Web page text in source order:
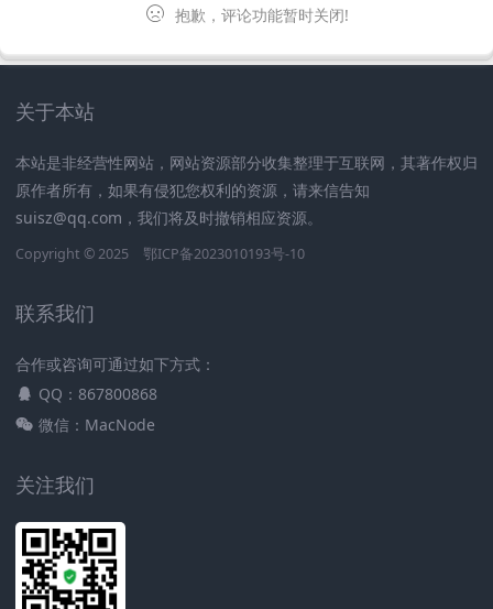
抱歉，评论功能暂时关闭!
关于本站
本站是非经营性网站，网站资源部分收集整理于互联网，其著作权归
原作者所有，如果有侵犯您权利的资源，请来信告知
suisz@qq.com，我们将及时撤销相应资源。
Copyright © 2025 鄂ICP备2023010193号-10
联系我们
合作或咨询可通过如下方式：
QQ：867800868
微信：MacNode
关注我们